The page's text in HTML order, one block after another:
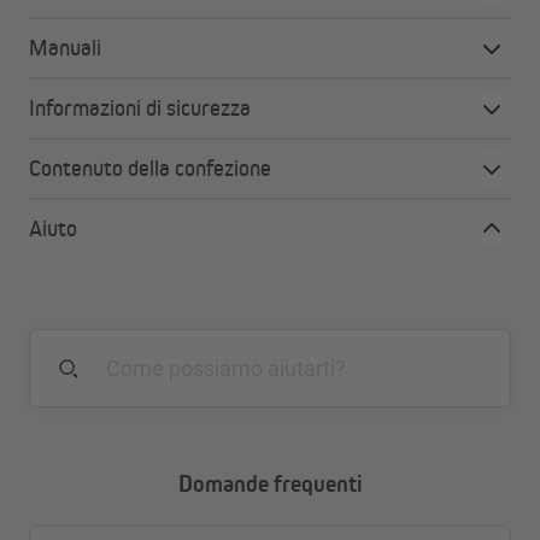
Manuali
Informazioni di sicurezza
Contenuto della confezione
Aiuto
Domande frequenti